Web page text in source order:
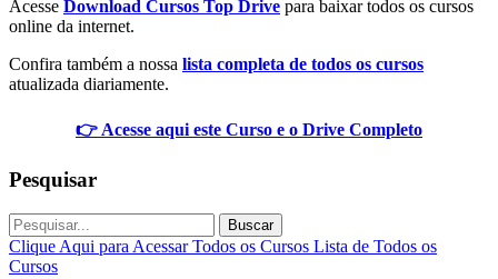
Acesse Download Cursos Top Drive para baixar todos os cursos
online da internet.
Confira também a nossa lista completa de todos os cursos
atualizada diariamente.
👉 Acesse aqui este Curso e o Drive Completo
Pesquisar
Buscar
Clique Aqui para Acessar Todos os Cursos Lista de Todos os
Cursos